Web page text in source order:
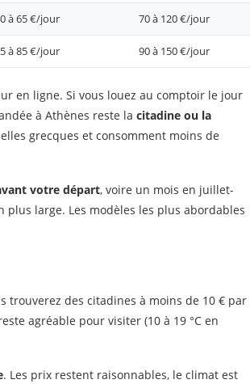
à 65 €/jour 70 à 120 €/jour
à 85 €/jour 90 à 150 €/jour
en ligne. Si vous louez au comptoir le jour
à Athènes reste la citadine ou la
grecques et consomment moins de
votre départ, voire un mois en juillet-
large. Les modèles les plus abordables
trouverez des citadines à moins de 10 € par
agréable pour visiter (10 à 19 °C en
. Les prix restent raisonnables, le climat est